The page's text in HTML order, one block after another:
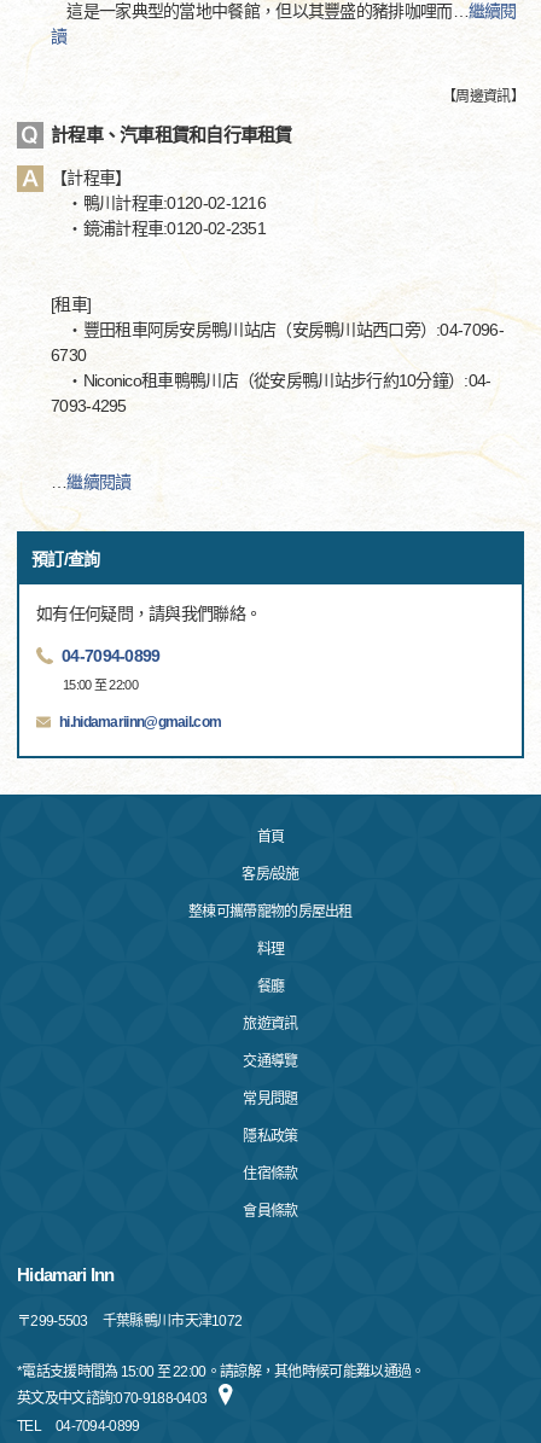
這是一家典型的當地中餐館，但以其豐盛的豬排咖哩而…繼續閱
讀
【周邊資訊】
計程車、汽車租賃和自行車租賃
【計程車】
・鴨川計程車:0120-02-1216
・鏡浦計程車:0120-02-2351
[租車]
・豐田租車阿房安房鴨川站店（安房鴨川站西口旁）:04-7096-
6730
・Niconico租車鴨鴨川店（從安房鴨川站步行約10分鐘）:04-
7093-4295
…繼續閱讀
預訂/查詢
如有任何疑問，請與我們聯絡。
04-7094-0899
15:00 至 22:00
hi.hidamariinn@gmail.com
首頁
客房/設施
整棟可攜帶寵物的房屋出租
料理
餐廳
旅遊資訊
交通導覽
常見問題
隱私政策
住宿條款
會員條款
Hidamari Inn
〒299-5503 千葉縣鴨川市天津1072
*電話支援時間為 15:00 至 22:00。請諒解，其他時候可能難以通過。
英文及中文諮詢:070-9188-0403
TEL
04-7094-0899